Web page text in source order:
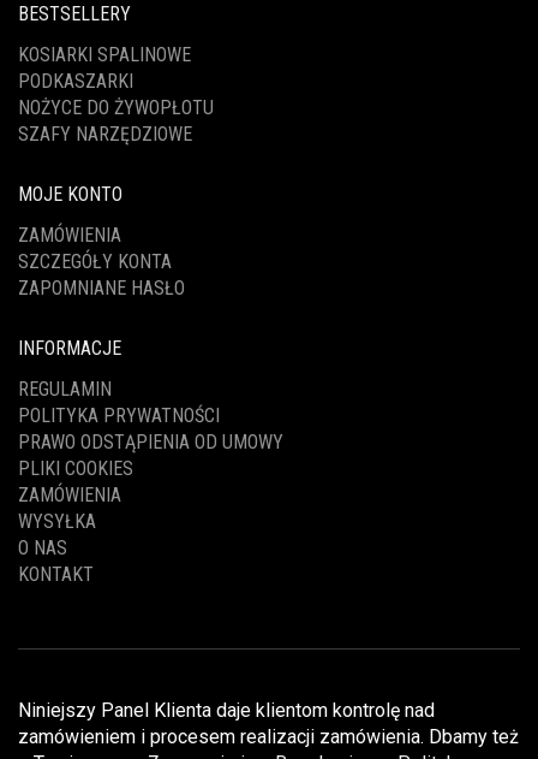
BESTSELLERY
KOSIARKI SPALINOWE
PODKASZARKI
NOŻYCE DO ŻYWOPŁOTU
SZAFY NARZĘDZIOWE
MOJE KONTO
ZAMÓWIENIA
SZCZEGÓŁY KONTA
ZAPOMNIANE HASŁO
INFORMACJE
REGULAMIN
POLITYKA PRYWATNOŚCI
PRAWO ODSTĄPIENIA OD UMOWY
PLIKI COOKIES
ZAMÓWIENIA
WYSYŁKA
O NAS
KONTAKT
Niniejszy Panel Klienta daje klientom kontrolę nad
zamówieniem i procesem realizacji zamówienia. Dbamy też